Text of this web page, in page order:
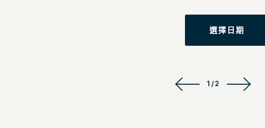
選擇日期
1/2